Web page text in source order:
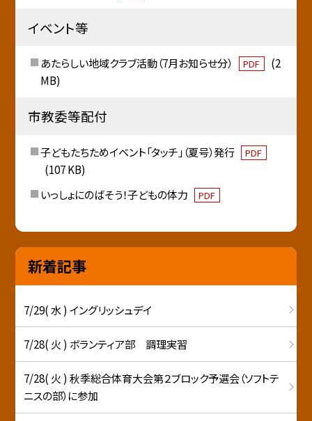
イベント等
あたらしい地域クラブ活動（7月お知らせ分） PDF
(2
MB)
市教委等配付
子どもたちためイベント「タッチ」（夏号）発行 PDF
(107 KB)
いっしょにのばそう！子どもの体力
PDF
新着記事
7/29( 水 ) イングリッシュデイ
7/28( 火 ) ボランティア部 調理実習
7/28( 火 ) 秋季総合体育大会第２ブロック予選会（ソフトテ
ニスの部）に参加